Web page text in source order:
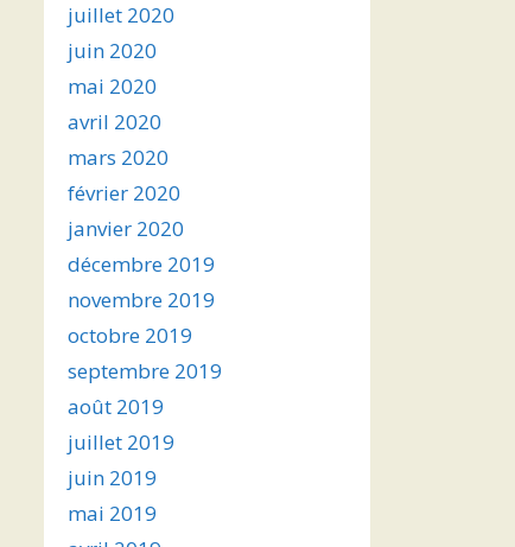
juillet 2020
juin 2020
mai 2020
avril 2020
mars 2020
février 2020
janvier 2020
décembre 2019
novembre 2019
octobre 2019
septembre 2019
août 2019
juillet 2019
juin 2019
mai 2019